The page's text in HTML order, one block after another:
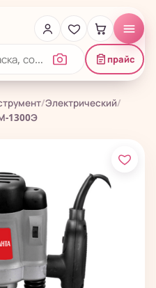
прайс
/Электрический/
1300Э